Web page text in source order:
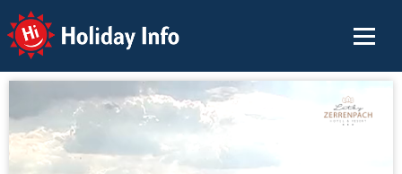
Holiday Info